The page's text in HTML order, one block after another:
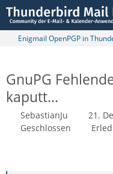
Enigmail OpenPGP in
GnuPG
kaputt...
SebastianJu
21.
Geschlossen